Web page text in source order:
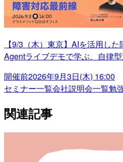
【9/3（木）東京】AIを活用し
Agentライブデモで学ぶ、自律
開催前2026年9月3日(木) 16:00
セミナー一覧会社説明会一覧勉
関連記事